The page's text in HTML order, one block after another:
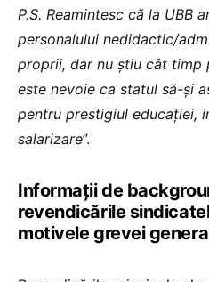
P.S. Reamintesc că la UBB
personalului nedidactic/
proprii, dar nu știu cât timp
este nevoie ca statul să-și
pentru prestigiul educației,
salarizare”.
Informații de
revendicările
motivele grevei